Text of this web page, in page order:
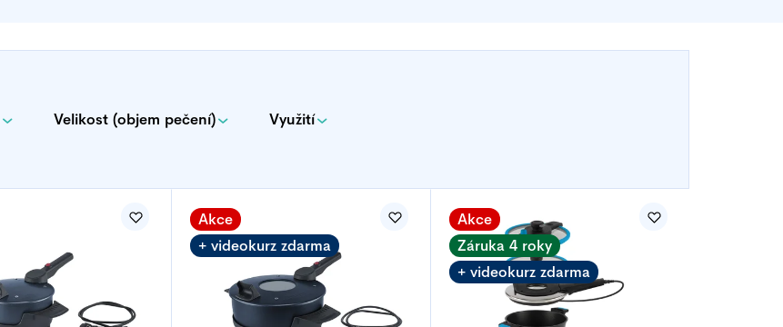
Velikost (objem pečení) Využití
Akce
+ videokurz zdarma
Akce
Záruka 4 roky
+ videokurz zdarma